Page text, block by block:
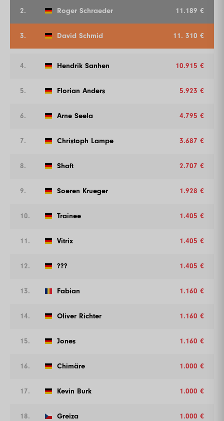
2. Roger Schraeder 11.189 €
3. David Schmid 11. 310 €
4. Hendrik Sanhen 10.915 €
5. Florian Anders 5.923 €
6. Arne Seela 4.795 €
7. Christoph Lampe 3.687 €
8. Shaft 2.707 €
9. Soeren Krueger 1.928 €
10. Trainee 1.405 €
11. Vitrix 1.405 €
12. ??? 1.405 €
13. Fabian 1.160 €
14. Oliver Richter 1.160 €
15. Jones 1.160 €
16. Chimäre 1.000 €
17. Kevin Burk 1.000 €
18. Greiza 1.000 €